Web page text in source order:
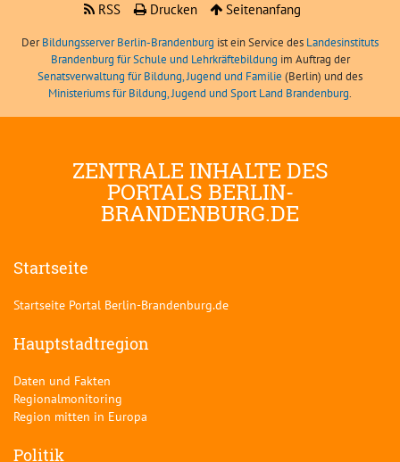
RSS
Drucken Seitenanfang
DerBildungsserver Berlin-Brandenburg ist ein Service des Landesinstituts
Brandenburg für Schule und Lehrkräftebildung im Auftrag der
Senatsverwaltung für Bildung, Jugend und Familie (Berlin) und des
Ministeriums für Bildung, Jugend und Sport Land Brandenburg.
ZENTRALE INHALTE DES
PORTALS BERLIN-
BRANDENBURG.DE
Startseite
Startseite Portal Berlin-Brandenburg.de
Hauptstadtregion
Daten und Fakten
Regionalmonitoring
Region mitten in Europa
Politik